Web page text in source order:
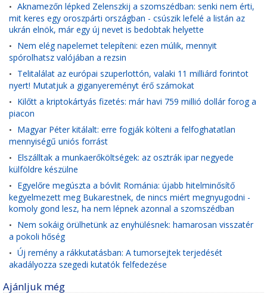
• Aknamezőn lépked Zelenszkij a szomszédban: senki nem érti,
mit keres egy oroszpárti országban - csúszik lefelé a listán az
ukrán elnök, már egy új nevet is bedobtak helyette
• Nem elég napelemet telepíteni: ezen múlik, mennyit
spórolhatsz valójában a rezsin
• Telitalálat az európai szuperlottón, valaki 11 milliárd forintot
nyert! Mutatjuk a giganyereményt érő számokat
• Kilőtt a kriptokártyás fizetés: már havi 759 millió dollár forog a
piacon
• Magyar Péter kitálalt: erre fogják költeni a felfoghatatlan
mennyiségű uniós forrást
• Elszálltak a munkaerőköltségek: az osztrák ipar negyede
külföldre készülne
• Egyelőre megúszta a bóvlit Románia: újabb hitelminősítő
kegyelmezett meg Bukarestnek, de nincs miért megnyugodni -
komoly gond lesz, ha nem lépnek azonnal a szomszédban
• Nem sokáig örülhetünk az enyhülésnek: hamarosan visszatér
a pokoli hőség
• Új remény a rákkutatásban: A tumorsejtek terjedését
akadályozza szegedi kutatók felfedezése
Ajánljuk még